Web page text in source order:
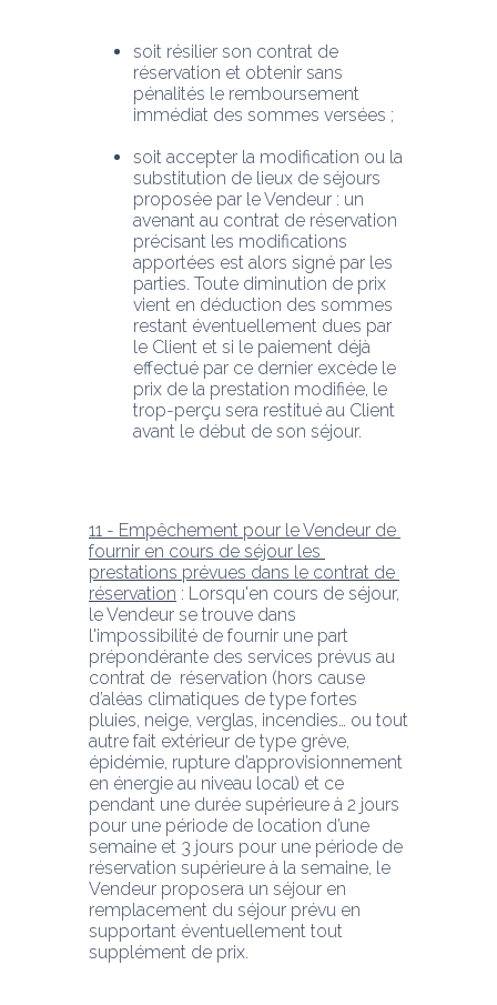
soit résilier son contrat de
réservation et obtenir sans
pénalités le remboursement
immédiat des sommes versées ;
soit accepter la modification ou la
substitution de lieux de séjours
proposée par le Vendeur : un
avenant au contrat de réservation
précisant les modifications
apportées est alors signé par les
parties. Toute diminution de prix
vient en déduction des sommes
restant éventuellement dues par
le Client et si le paiement déjà
effectué par ce dernier excède le
prix de la prestation modifiée, le
trop-perçu sera restitué au Client
avant le début de son séjour.
11 - Empêchement pour le Vendeur de
fournir en cours de séjour les
prestations prévues dans le contrat de
réservation : Lorsqu'en cours de séjour,
le Vendeur se trouve dans
l'impossibilité de fournir une part
prépondérante des services prévus au
contrat de  réservation (hors cause
d’aléas climatiques de type fortes
pluies, neige, verglas, incendies… ou tout
autre fait extérieur de type grève,
épidémie, rupture d’approvisionnement
en énergie au niveau local) et ce
pendant une durée supérieure à 2 jours
pour une période de location d’une
semaine et 3 jours pour une période de
réservation supérieure à la semaine, le
Vendeur proposera un séjour en
remplacement du séjour prévu en
supportant éventuellement tout
supplément de prix.